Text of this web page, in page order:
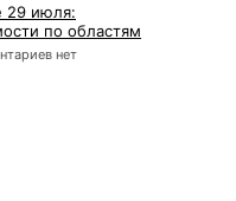
29 июля:
по областям
нет